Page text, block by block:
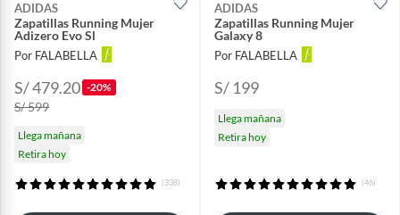
ADIDAS
Zapatillas Running Mujer
Adizero Evo Sl
Por FALABELLA
S/ 479.20 -20%
S/ 599
Llega mañana
Retira hoy
(338)
ADIDAS
Zapatillas Running Mujer
Galaxy 8
Por FALABELLA
S/ 199
Llega mañana
Retira hoy
(46)